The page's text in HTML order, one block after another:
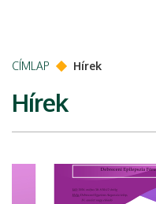
CÍMLAP Hírek
Hírek